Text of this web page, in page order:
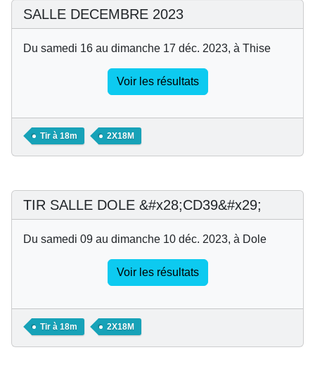
SALLE DECEMBRE 2023
Du samedi 16 au dimanche 17 déc. 2023, à Thise
Voir les résultats
Tir à 18m 2X18M
TIR SALLE DOLE &#x28;CD39&#x29;
Du samedi 09 au dimanche 10 déc. 2023, à Dole
Voir les résultats
Tir à 18m 2X18M